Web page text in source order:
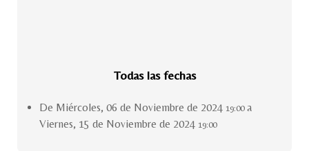
Todas las fechas
De Miércoles, 06 de Noviembre de 2024 19:00 a
Viernes, 15 de Noviembre de 2024 19:00